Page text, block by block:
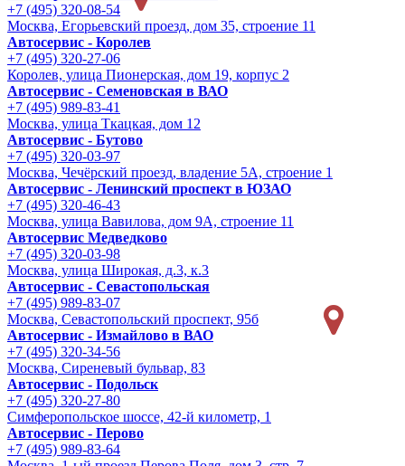
+7 (495) 320-08-54
Москва, Егорьевский проезд, дом 35, строение 11
Автосервис - Королев
+7 (495) 320-27-06
Королев, улица Пионерская, дом 19, корпус 2
Автосервис - Семеновская в ВАО
+7 (495) 989-83-41
Москва, улица Ткацкая, дом 12
Автосервис - Бутово
+7 (495) 320-03-97
Москва, Чечёрский проезд, владение 5А, строение 1
Автосервис - Ленинский проспект в ЮЗАО
+7 (495) 320-46-43
Москва, улица Вавилова, дом 9A, строение 11
Автосервис Медведково
+7 (495) 320-03-98
Москва, улица Широкая, д.3, к.3
Автосервис - Cевастопольская
+7 (495) 989-83-07
Москва, Севастопольский проспект, 95б
Автосервис - Измайлово в ВАО
+7 (495) 320-34-56
Москва, Сиреневый бульвар, 83
Автосервис - Подольск
+7 (495) 320-27-80
Симферопольское шоссе, 42-й километр, 1
Автосервис - Перово
+7 (495) 989-83-64